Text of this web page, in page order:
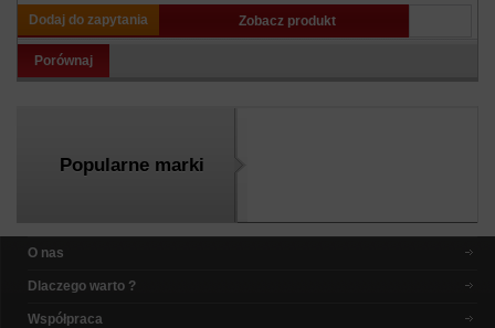
Dodaj do zapytania
Zobacz produkt
Porównaj
Popularne marki
O nas
Dlaczego warto ?
Współpraca